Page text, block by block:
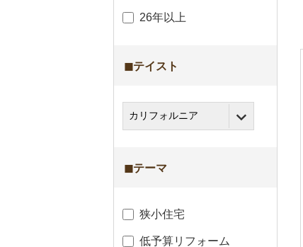
26年以上
◼︎テイスト
◼︎テーマ
狭小住宅
低予算リフォーム